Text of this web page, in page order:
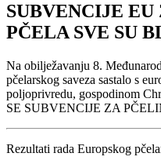
SUBVENCIJE EU
PČELA SVE SU
Na obilježavanju 8.
pčelarskog saveza sastalo s
poljoprivredu, gospodinom
SE SUBVENCIJE ZA
Rezultati rada Europskog